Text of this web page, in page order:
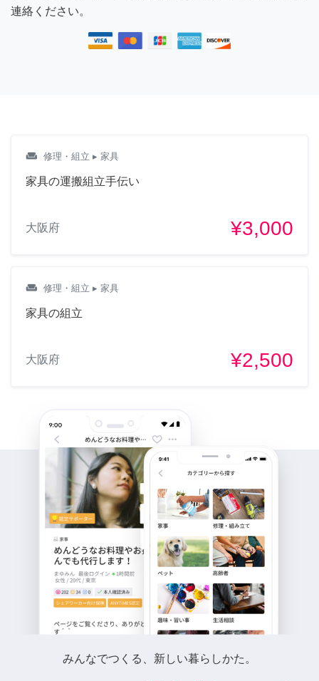
連絡ください。
weekend 修理・組立 ▸ 家具
家具の運搬組立手伝い
大阪府 ¥3,000
weekend 修理・組立 ▸ 家具
家具の組立
大阪府 ¥2,500
みんなでつくる、新しい暮らしかた。